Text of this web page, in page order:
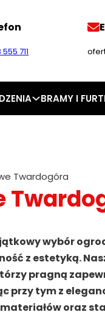
711
BRAMY I
Twardogóra
wybór
z estetyką.
pragną
przy tym z
oraz